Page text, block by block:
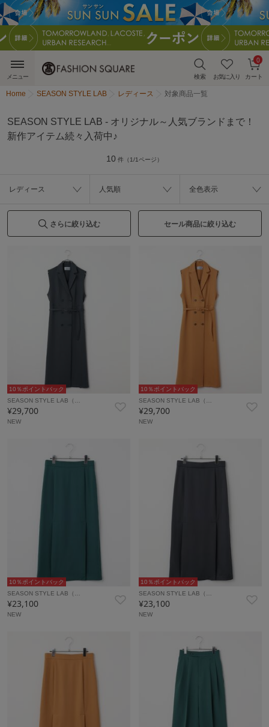
検索 お気に入り カート
0
メニュー
Home SEASON STYLE LAB レディース 対象商品一覧
SEASON STYLE LAB - オリジナル～人気ブランドまで！
新作アイテム続々入荷中♪
10 件（1/1ページ）
レディース 人気順 全色表示
さらに絞り込む セール商品に絞り込む
10％ポイントバック
SEASON STYLE LAB（…
¥29,700
NEW
10％ポイントバック
SEASON STYLE LAB（…
¥29,700
NEW
10％ポイントバック
SEASON STYLE LAB（…
¥23,100
NEW
10％ポイントバック
SEASON STYLE LAB（…
¥23,100
NEW